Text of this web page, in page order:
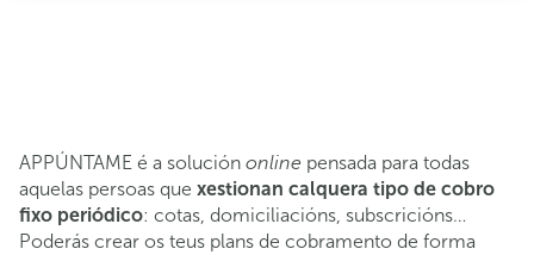
APPÚNTAME é a solución online pensada para todas
aquelas persoas que xestionan calquera tipo de cobro
fixo periódico: cotas, domiciliacións, subscricións…
Poderás crear os teus plans de cobramento de forma